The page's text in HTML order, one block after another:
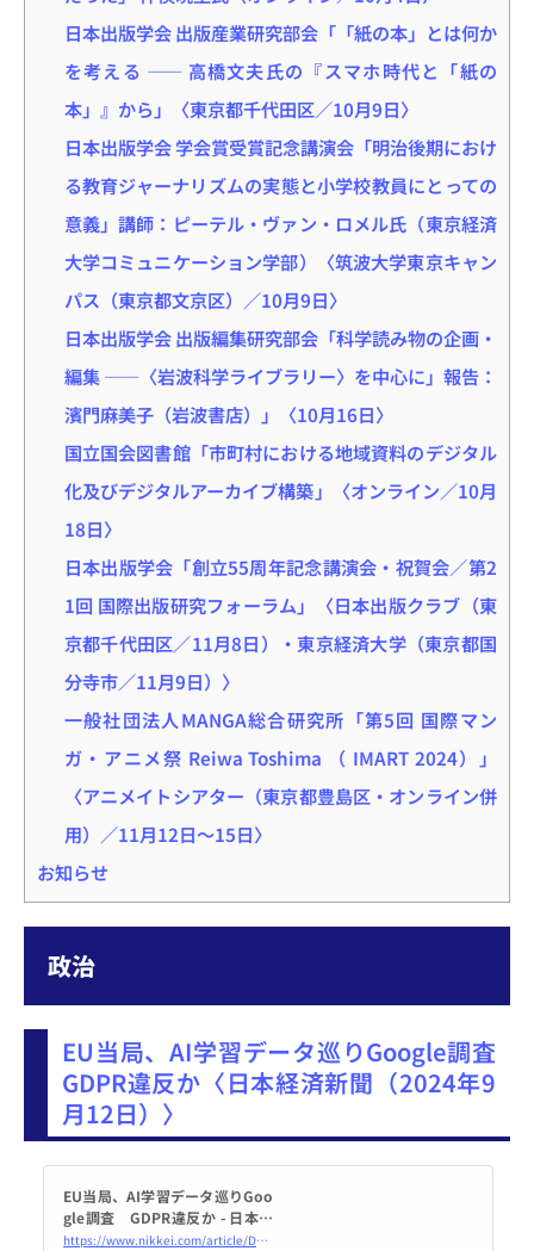
日本出版学会 出版産業研究部会「「紙の本」とは何か
を考える ―― 高橋文夫氏の『スマホ時代と「紙の
本」』から」〈東京都千代田区／10月9日〉
日本出版学会 学会賞受賞記念講演会「明治後期におけ
る教育ジャーナリズムの実態と小学校教員にとっての
意義」講師：ピーテル・ヴァン・ロメル氏（東京経済
大学コミュニケーション学部）〈筑波大学東京キャン
パス（東京都文京区）／10月9日〉
日本出版学会 出版編集研究部会「科学読み物の企画・
編集 ――〈岩波科学ライブラリー〉を中心に」報告：
濱門麻美子（岩波書店）」〈10月16日〉
国立国会図書館「市町村における地域資料のデジタル
化及びデジタルアーカイブ構築」〈オンライン／10月
18日〉
日本出版学会「創立55周年記念講演会・祝賀会／第2
1回 国際出版研究フォーラム」〈日本出版クラブ（東
京都千代田区／11月8日）・東京経済大学（東京都国
分寺市／11月9日）〉
一般社団法人MANGA総合研究所「第5回 国際マン
ガ・アニメ祭 Reiwa Toshima （ IMART 2024）」
〈アニメイトシアター（東京都豊島区・オンライン併
用）／11月12日～15日〉
お知らせ
政治
EU当局、AI学習データ巡りGoogle調査
GDPR違反か〈日本経済新聞（2024年9
月12日）〉
EU当局、AI学習データ巡りGoo
gle調査 GDPR違反か - 日本経
済新聞
https://www.nikkei.com/article/DGXZQOGN1213N0S4A910C2000000/